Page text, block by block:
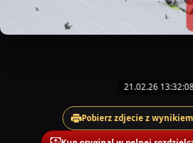
21.02.26 13:32:08
Pobierz zdjecie z